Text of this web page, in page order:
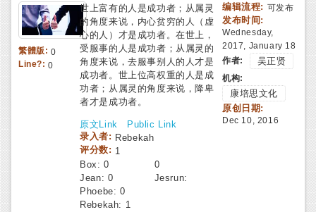
繁體版: 0
Line?:0
世上富有的人是成功者；从属灵
的角度来说，内心贫穷的人（虚
心的人）才是成功者。在世上，
受服事的人是成功者；从属灵的
角度来说，去服事别人的人才是
成功者。世上位高权重的人是成
功者；从属灵的角度来说，降卑
者才是成功者。
原文Link
Public Link
录入者: Rebekah
评分数: 1
Box:0
Jean: 0 Jesrun:
0
Phoebe: 0
Rebekah: 1
编辑流程: 可发布
发布时间:
Wednesday,
2017, January 18
作者:
吴正贤
机构:
康培思文化
原创日期:
Dec 10, 2016